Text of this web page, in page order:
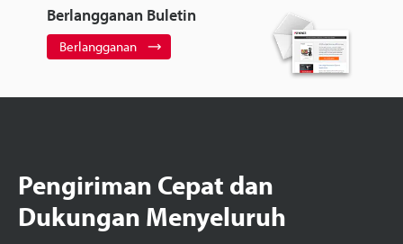
Berlangganan Buletin
Berlangganan
Pengiriman Cepat dan
Dukungan Menyeluruh